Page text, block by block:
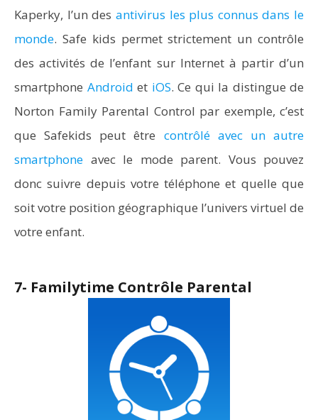
Kaperky, l’un des antivirus les plus connus dans le
monde. Safe kids permet strictement un contrôle
des activités de l’enfant sur Internet à partir d’un
smartphone Android et iOS. Ce qui la distingue de
Norton Family Parental Control par exemple, c’est
que Safekids peut être contrôlé avec un autre
smartphone avec le mode parent. Vous pouvez
donc suivre depuis votre téléphone et quelle que
soit votre position géographique l’univers virtuel de
votre enfant.
7- Familytime Contrôle Parental